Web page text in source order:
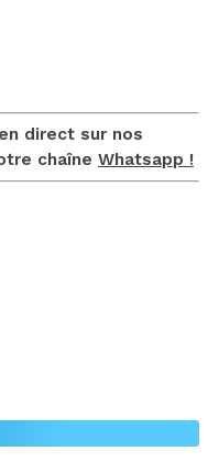
direct sur nos
chaîne Whatsapp !